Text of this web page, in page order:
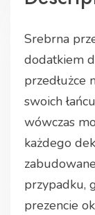
Srebrna
dodatkiem
przedłużce
swoich
wówczas
każdego
przypadku,
prezencie